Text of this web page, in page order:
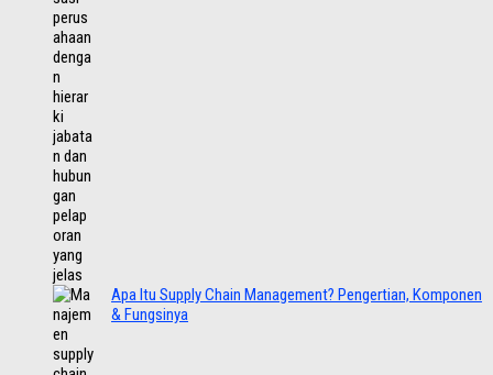
Apa Itu Supply Chain Management? Pengertian, Komponen
& Fungsinya